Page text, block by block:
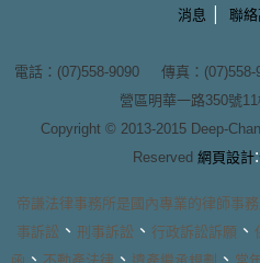
消息 | 聯
電話：(07)558-9090 傳真：
營區明華一路350號
Copyright © 2013-2015 Deep-
Reserved 網頁設計:
帝謙法律事務所是國內專業的律師事
事訴訟 、 刑事訴訟 、 行政訴訟訴願 、